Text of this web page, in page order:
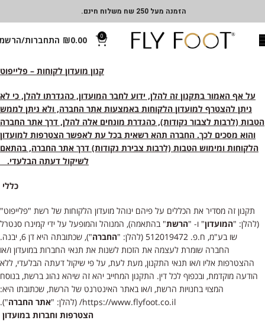
הזמנה מעל 250 שח משלוח חינם.
0
₪0.00 התחברות/
קנון מועדון לקוחות – פלייפוט
על אף האמור בתקנון זה להלן, ידוע לחבר המועדון, כהגדרתו להלן, כי לא
ניתן להצטרף למועדון הלקוחות באמצעות אתר החברה, ולא ניתן לממש
הטבות (לרבות לצבור נקודות), כהגדרת מונחים אלה להלן, דרך אתר החברה
והוא מסכים לכך. החברה תהא רשאית בכל עת לאפשר הצטרפות למועדון
הלקוחות ומימוש הטבות (לרבות צבירת נקודות) דרך אתר החברה, בהתאם
לשיקול דעתה הבלעדי.
כללי
תקנון זה מסדיר את הכללים על פיהם ינוהל מועדון הלקוחות של רשת "פלייפוט"
(להלן: "המועדון" ו- "הרשת" בהתאמה), המנוהל והמופעל על ידי קמינרו סנטרל
שו בע"מ, ח.פ. 512019472 (להלן: "
החברה"), שכתובתה היא דן 6, יבנה.
החברה שומרת לעצמה את הזכות לשנות את תנאי החברות במועדון ו/או
ההצטרפות אליו ו/או תנאי התקנון, מעת לעת, על פי שיקול דעתה הבלעדי, ללא
הודעה מוקדמת, ובכפוף לכל דין. התקנון המחייב יהא זה שיהא נהוג ברשת, בנוסח
המצוי בחנויות הרשת, ו/או באתר האינטרנט של הרשת, שכתובתו היא:
https://www.flyfoot.co.il/ (להלן: "
אתר החברה").
הצטרפות וחברות במועדון